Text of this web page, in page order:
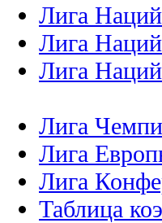
Лига
Лига
Лига
Лига
Лига
Лига
Таблица